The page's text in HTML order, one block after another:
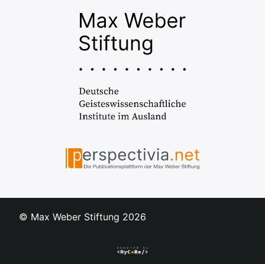
© Max Weber Stiftung 2026